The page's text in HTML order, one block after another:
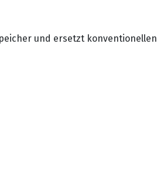
und ersetzt konventionellen